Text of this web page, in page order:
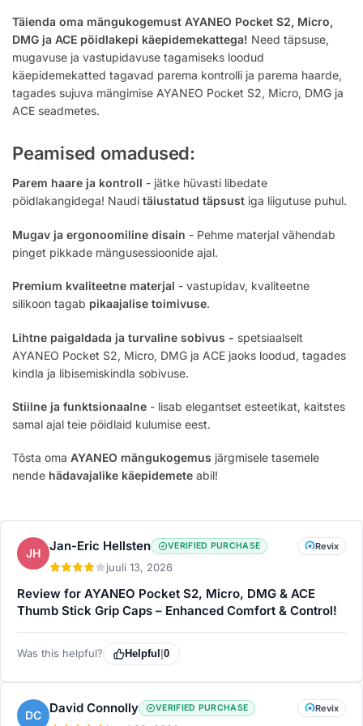
Täienda oma mängukogemust AYANEO Pocket S2, Micro,
DMG ja ACE pöidlakepi käepidemekattega! Need täpsuse,
mugavuse ja vastupidavuse tagamiseks loodud
käepidemekatted tagavad parema kontrolli ja parema haarde,
tagades sujuva mängimise AYANEO Pocket S2, Micro, DMG ja
ACE seadmetes.
Peamised omadused:
Parem haare ja kontroll - jätke hüvasti libedate
pöidlakangidega! Naudi täiustatud täpsust iga liigutuse puhul.
Mugav ja ergonoomiline disain - Pehme materjal vähendab
pinget pikkade mängusessioonide ajal.
Premium kvaliteetne materjal - vastupidav, kvaliteetne
silikoon tagab pikaajalise toimivuse.
Lihtne paigaldada ja turvaline sobivus - spetsiaalselt
AYANEO Pocket S2, Micro, DMG ja ACE jaoks loodud, tagades
kindla ja libisemiskindla sobivuse.
Stiilne ja funktsionaalne - lisab elegantset esteetikat, kaitstes
samal ajal teie pöidlaid kulumise eest.
Tõsta oma AYANEO mängukogemus järgmisele tasemele
nende hädavajalike käepidemete abil!
JH Jan-Eric Hellsten VERIFIED PURCHASE
juuli 13, 2026
Revix
Review for AYANEO Pocket S2, Micro, DMG & ACE
Thumb Stick Grip Caps – Enhanced Comfort & Control!
Was this helpful? Helpful 0
DC David Connolly VERIFIED PURCHASE Revix